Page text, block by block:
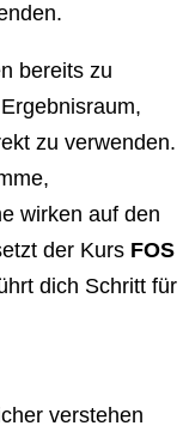
bereits zu
zu verwenden.
wirken auf den
der Kurs FOS
dich Schritt für
verstehen